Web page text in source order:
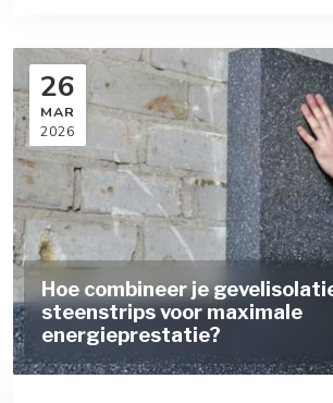
26
MAR
2026
Hoe combineer je
steenstrips voor maximale
energieprestatie?